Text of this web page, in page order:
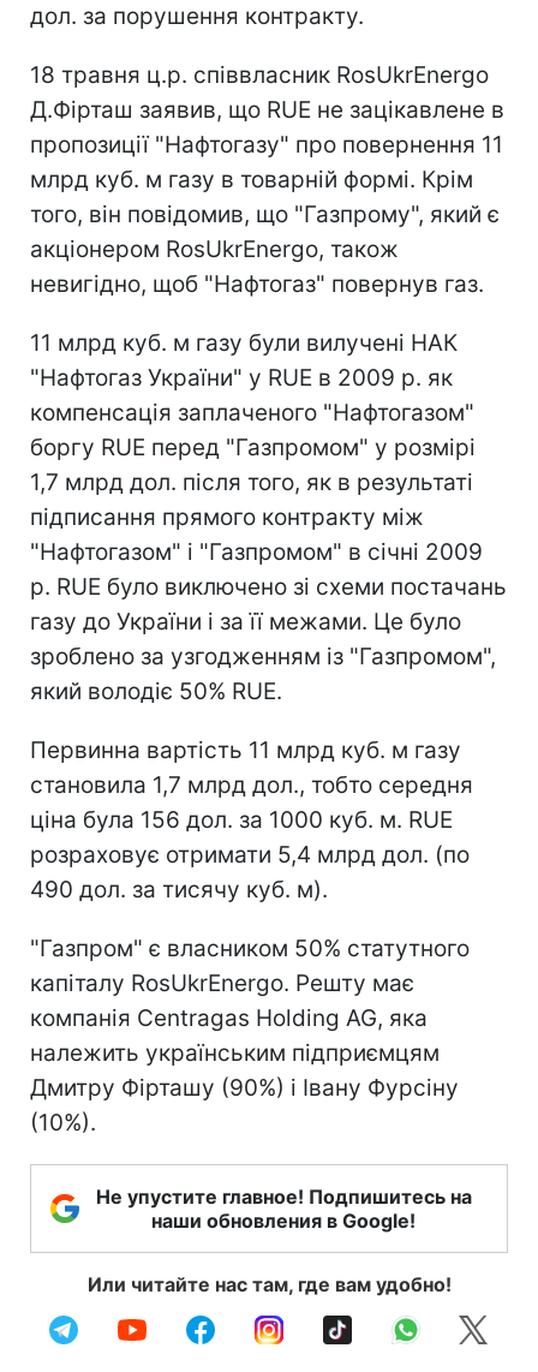
дол. за порушення контракту.
18 травня ц.р. співвласник RosUkrEnergo
Д.Фірташ заявив, що RUE не зацікавлене в
пропозиції "Нафтогазу" про повернення 11
млрд куб. м газу в товарній формі. Крім
того, він повідомив, що "Газпрому", який є
акціонером RosUkrEnergo, також
невигідно, щоб "Нафтогаз" повернув газ.
11 млрд куб. м газу були вилучені НАК
"Нафтогаз України" у RUE в 2009 р. як
компенсація заплаченого "Нафтогазом"
боргу RUE перед "Газпромом" у розмірі
1,7 млрд дол. після того, як в результаті
підписання прямого контракту між
"Нафтогазом" і "Газпромом" в січні 2009
р. RUE було виключено зі схеми постачань
газу до України і за її межами. Це було
зроблено за узгодженням із "Газпромом",
який володіє 50% RUE.
Первинна вартість 11 млрд куб. м газу
становила 1,7 млрд дол., тобто середня
ціна була 156 дол. за 1000 куб. м. RUE
розраховує отримати 5,4 млрд дол. (по
490 дол. за тисячу куб. м).
"Газпром" є власником 50% статутного
капіталу RosUkrEnergo. Решту має
компанія Centragas Holding AG, яка
належить українським підприємцям
Дмитру Фірташу (90%) і Івану Фурсіну
(10%).
Не упустите главное! Подпишитесь на
наши обновления в Google!
Или читайте нас там, где вам удобно!